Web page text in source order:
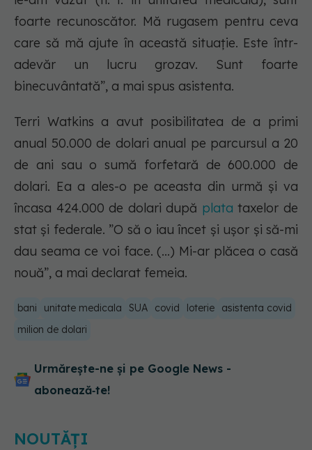
foarte recunoscător. Mă rugasem pentru ceva
care să mă ajute în această situație. Este într-
adevăr un lucru grozav. Sunt foarte
binecuvântată”, a mai spus asistenta.
Terri Watkins a avut posibilitatea de a primi
anual 50.000 de dolari anual pe parcursul a 20
de ani sau o sumă forfetară de 600.000 de
dolari. Ea a ales-o pe aceasta din urmă și va
încasa 424.000 de dolari după plata taxelor de
stat și federale. ”O să o iau încet și ușor și să-mi
dau seama ce voi face. (...) Mi-ar plăcea o casă
nouă”, a mai declarat femeia.
bani unitate medicala SUA covid loterie
asistenta covid
milion de dolari
Urmărește-ne și pe Google News -
abonează‑te!
NOUTĂȚI